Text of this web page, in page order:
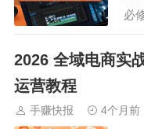
必
行
深
置
2026 全域电商实
运营教程
手赚快报 4个月前